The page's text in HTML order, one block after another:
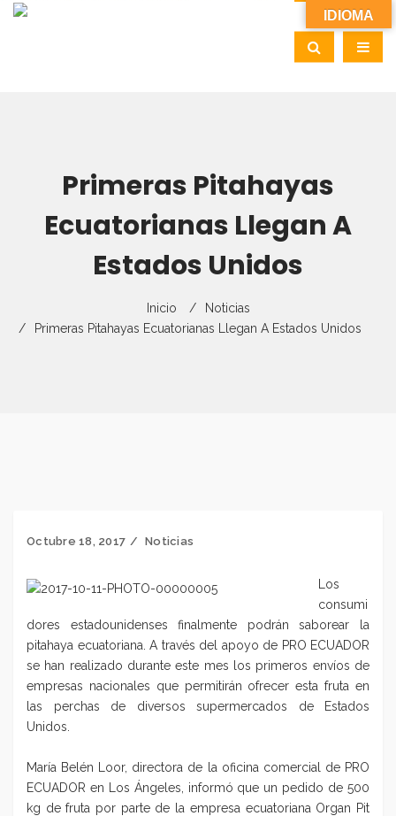
Primeras Pitahayas
Ecuatorianas Llegan A
Estados Unidos
Inicio
Noticias
Primeras Pitahayas Ecuatorianas Llegan A Estados Unidos
Octubre 18, 2017 Noticias
Los
consumi
dores estadounidenses finalmente podrán saborear la
pitahaya ecuatoriana. A través del apoyo de PRO ECUADOR
se han realizado durante este mes los primeros envíos de
empresas nacionales que permitirán ofrecer esta fruta en
las perchas de diversos supermercados de Estados
Unidos.
María Belén Loor, directora de la oficina comercial de PRO
ECUADOR en Los Ángeles, informó que un pedido de 500
kg de fruta por parte de la empresa ecuatoriana Organ Pit
IDIOMA